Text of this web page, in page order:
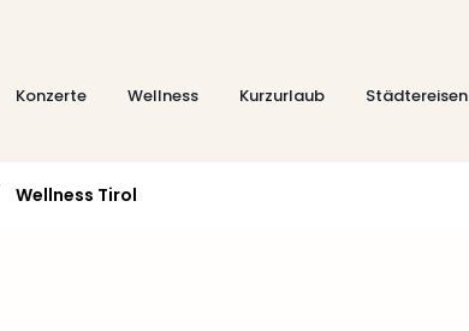
Konzerte Wellness Kurzurlaub Städtereisen
Wellness Tirol